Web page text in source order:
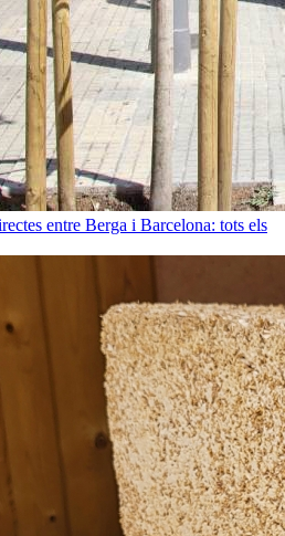
entre Berga i Barcelona: tots els